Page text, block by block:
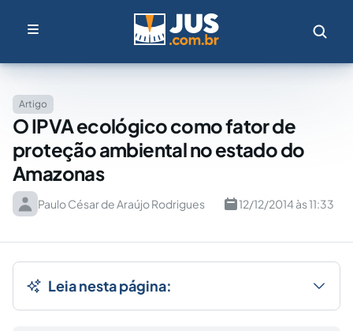
Artigo
O IPVA ecológico como fator de
proteção ambiental no estado do
Amazonas
Paulo César de Araújo Rodrigues 12/12/2014 às 11:33
Leia nesta página: